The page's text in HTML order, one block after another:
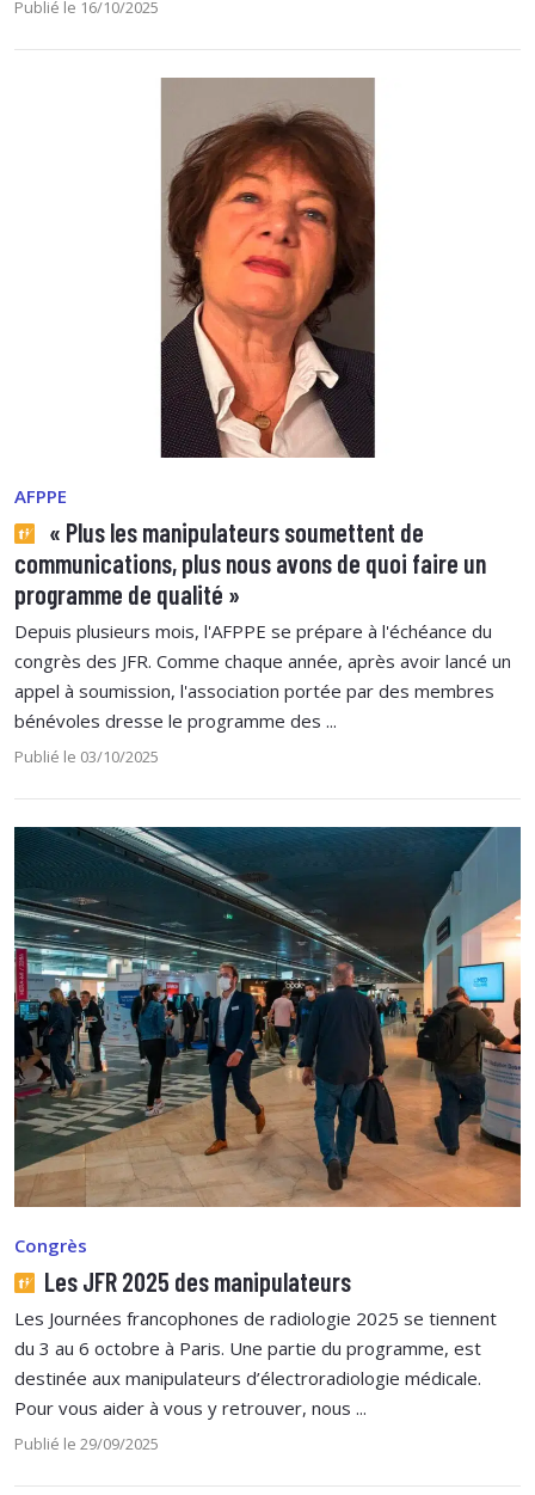
Publié le 16/10/2025
AFPPE
« Plus les manipulateurs soumettent de
communications, plus nous avons de quoi faire un
programme de qualité »
Depuis plusieurs mois, l'AFPPE se prépare à l'échéance du
congrès des JFR. Comme chaque année, après avoir lancé un
appel à soumission, l'association portée par des membres
bénévoles dresse le programme des ...
Publié le 03/10/2025
Congrès
Les JFR 2025 des manipulateurs
Les Journées francophones de radiologie 2025 se tiennent
du 3 au 6 octobre à Paris. Une partie du programme, est
destinée aux manipulateurs d’électroradiologie médicale.
Pour vous aider à vous y retrouver, nous ...
Publié le 29/09/2025